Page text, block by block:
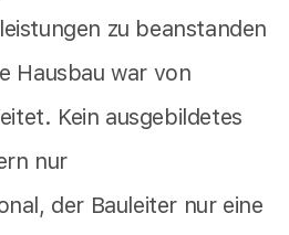
zu beanstanden
Hausbau war von
Kein ausgebildetes
nur
der Bauleiter nur eine